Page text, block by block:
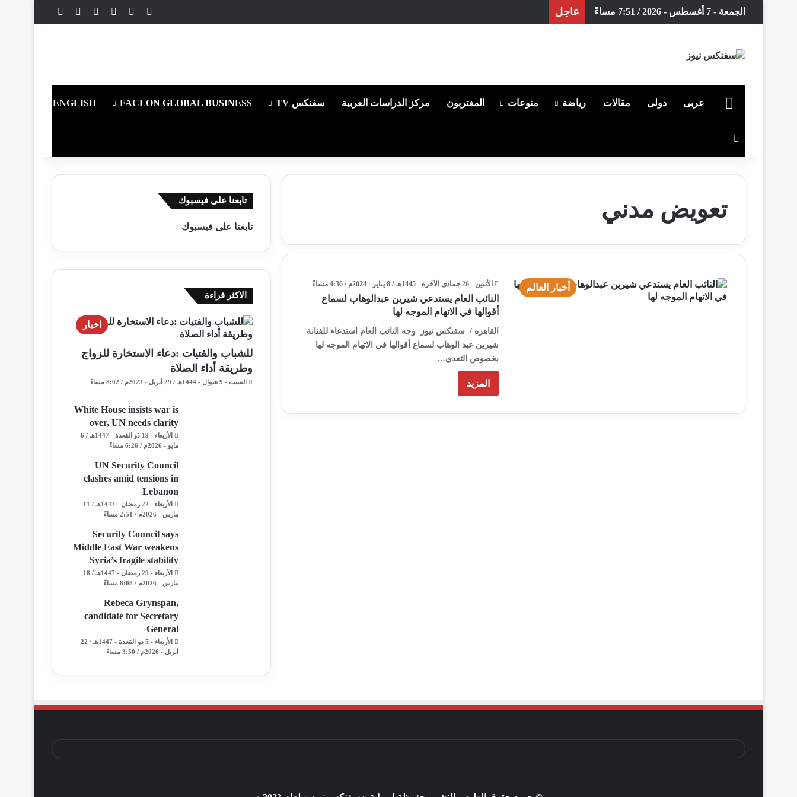
الجمعة - 7 أغسطس - 2026 / 7:51 مساءً عاجل فيسبوك يوتيوبانستقرامملخص الموقع RSS
الرئيسية
عربى دولى مقالات رياضة منوعات المغتربون مركز الدراسات العربية سفنكس TV FACLON GLOBAL BUSINESS
ENGLISH
تعويض مدني
أخبار العالم الأثنين - 26 جمادى الآخرة - 1445هـ / 8 يناير - 2024م / 4:36 مساءً
النائب العام يستدعي شيرين عبدالوهاب لسماع
أقوالها في الاتهام الموجه لها
القاهره / سفنكس نيوز وجه النائب العام استدعاء للفنانة
شيرين عبد الوهاب لسماع أقوالها في الاتهام الموجه لها
بخصوص التعدي…
المزيد
تابعنا على فيسبوك
تابعنا على فيسبوك
الاكثر قراءة
اخبار
للشباب والفتيات :دعاء الاستخارة للزواج
وطريقة أداء الصلاة
السبت - 9 شوال - 1444هـ / 29 أبريل - 2023م / 8:02 مساءً
White House insists war is
over, UN needs clarity
الأربعاء - 19 ذو القعدة - 1447هـ / 6
مايو - 2026م / 6:26 مساءً
UN Security Council
clashes amid tensions in
Lebanon
الأربعاء - 22 رمضان - 1447هـ / 11
مارس - 2026م / 2:51 مساءً
Security Council says
Middle East War weakens
Syria’s fragile stability
الأربعاء - 29 رمضان - 1447هـ / 18
مارس - 2026م / 8:08 مساءً
Rebeca Grynspan,
candidate for Secretary
General
الأربعاء - 5 ذو القعدة - 1447هـ / 22
أبريل - 2026م / 3:50 مساءً